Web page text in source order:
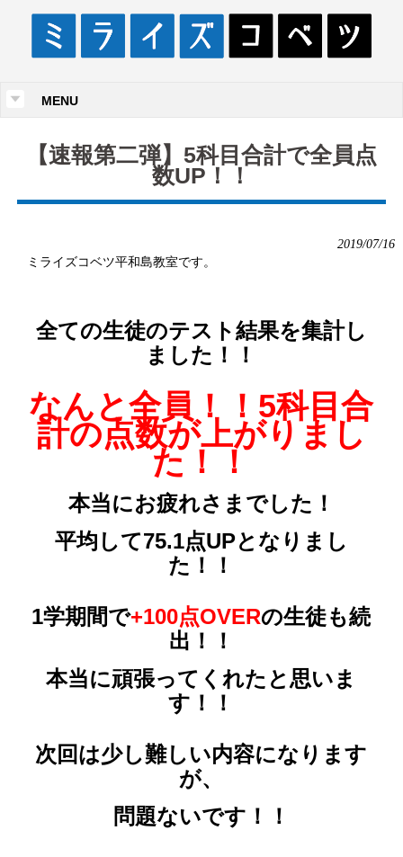
MENU
【速報第二弾】5科目合計で全員点
数UP！！
2019/07/16
ミライズコベツ平和島教室です。
全ての生徒のテスト結果を集計し
ました！！
なんと全員！！5科目合
計の点数が上がりまし
た！！
本当にお疲れさまでした！
平均して75.1点UPとなりまし
た！！
1学期間で+100点OVERの生徒も続
出！！
本当に頑張ってくれたと思いま
す！！
次回は少し難しい内容になります
が、
問題ないです！！